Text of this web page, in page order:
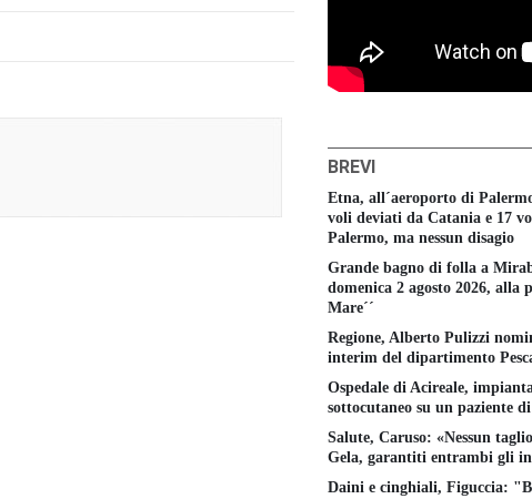
BREVI
Etna, all´aeroporto di
voli deviati da Catania e 17
Palermo, ma nessun disagio
Grande bagno di folla a
domenica 2 agosto 2026, alla
Mare´´
Regione, Alberto Pulizzi
interim del dipartimento
Ospedale di Acireale,
sottocutaneo su un paziente
Salute, Caruso: «Nessun
Gela, garantiti entrambi gli
Daini e cinghiali, Figuccia: